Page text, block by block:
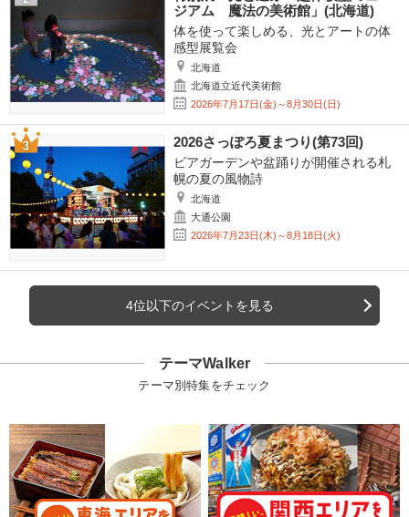
ジアム 魔法の美術館」(北海道)
体を使って楽しめる、光とアートの体
感型展覧会
北海道
北海道立近代美術館
2026年7月17日(金)～8月30日(日)
2026さっぽろ夏まつり(第73回)
ビアガーデンや盆踊りが開催される札
幌の夏の風物詩
北海道
大通公園
2026年7月23日(木)～8月18日(火)
4位以下のイベントを見る
テーマWalker
テーマ別特集をチェック